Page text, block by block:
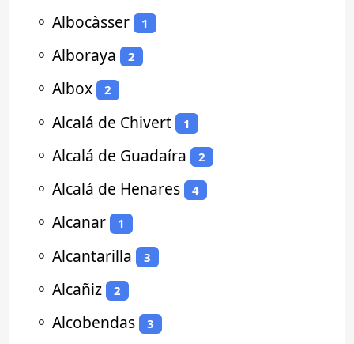
⚬ Albocàsser 1
⚬ Alboraya 2
⚬ Albox 2
⚬ Alcalá de Chivert 1
⚬ Alcalá de Guadaíra 2
⚬ Alcalá de Henares 4
⚬ Alcanar 1
⚬ Alcantarilla 3
⚬ Alcañiz 2
⚬ Alcobendas 3